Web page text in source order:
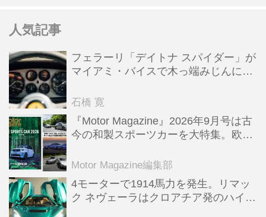
人気記事
フェラーリ「デイトナ スパイダー」が
マイアミ・バイスで木っ端みじんにな
石橋 寛
『Motor Magazine』2026年9月号は古
今の和製スポーツカーを大特集。欧州
Motor Magazine編集部
4モーターで1914馬力を発生。リマッ
ク ネヴェーラはクロアチア発のハイパ